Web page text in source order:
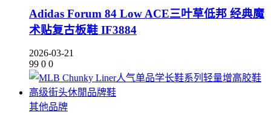
Adidas Forum 84 Low ACE三叶草低邦 经典魔
术贴复古板鞋 IF3884
2026-03-21
99 0 0
其他品牌